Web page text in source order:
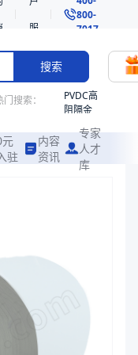
服
务
800-
7017
搜索
门搜索：
PVDC高
阻隔金
共挤热
收缩袋
烤箱袋
221330
热收缩
驻
内容
资讯
专家
人才
库
详尽的规格参数、实物
90、116、88、108
90、116、88、108